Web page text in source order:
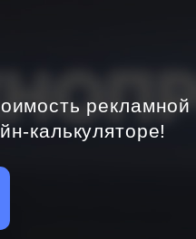
рекламной
калькуляторе!